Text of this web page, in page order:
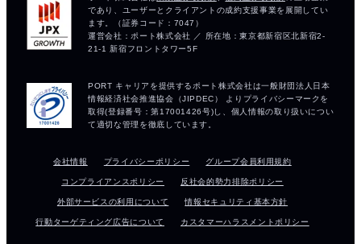
会社情報 プライバシーポリシー グループ会員利用規約
コンプライアンスポリシー 反社会的勢力排除ポリシー
外部サービスの利用について 情報セキュリティ基本方針
行動ターゲティング広告について カスタマーハラスメントポリシー